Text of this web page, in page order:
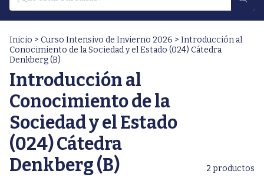
Inicio > Curso Intensivo de Invierno 2026 > Introducción al
Conocimiento de la Sociedad y el Estado (024) Cátedra
Denkberg (B)
Introducción al
Conocimiento de la
Sociedad y el Estado
(024) Cátedra
Denkberg (B)
2 productos